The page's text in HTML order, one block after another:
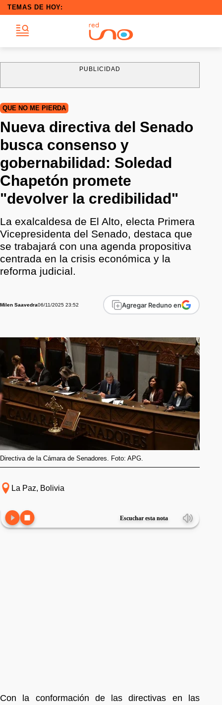
TEMAS DE HOY:
PUBLICIDAD
QUE NO ME PIERDA
Nueva directiva del Senado
busca consenso y
gobernabilidad: Soledad
Chapetón promete
"devolver la credibilidad"
La exalcaldesa de El Alto, electa Primera
Vicepresidenta del Senado, destaca que
se trabajará con una agenda propositiva
centrada en la crisis económica y la
reforma judicial.
Milen Saavedra06/11/2025 23:52 Agregar Reduno en
Directiva de la Cámara de Senadores. Foto: APG.
La Paz, Bolivia
Escuchar esta nota
Con la conformación de las directivas en las